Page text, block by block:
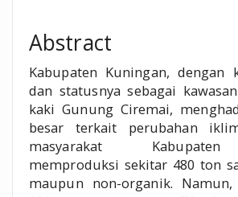
Abstract
Kabupaten Kuningan, dengan
dan statusnya sebagai
kaki Gunung Ciremai,
besar terkait perubahan
masyarakat
memproduksi sekitar 480 ton
maupun non-organik.